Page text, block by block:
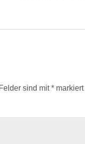
sind mit*markiert